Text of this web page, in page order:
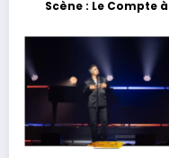
Scène : Le Compte à